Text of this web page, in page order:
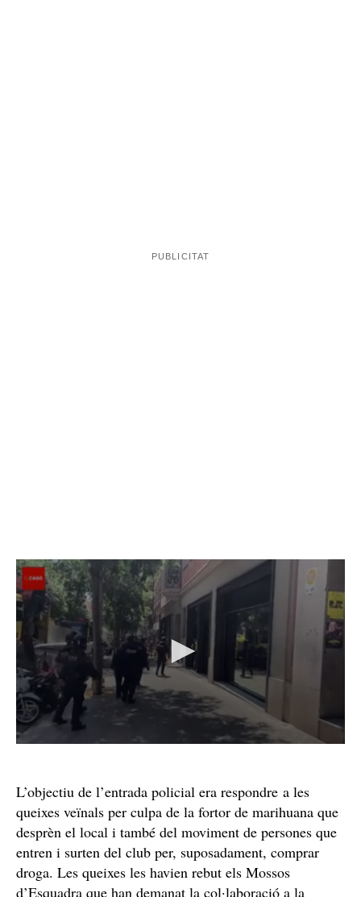
L’objectiu de l’entrada policial era respondre a les
queixes veïnals per culpa de la fortor de marihuana que
desprèn el local i també del moviment de persones que
entren i surten del club per, suposadament, comprar
droga. Les queixes les havien rebut els Mossos
d’Esquadra que han demanat la col·laboració a la